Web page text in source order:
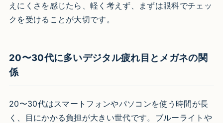
えにくさを感じたら、軽く考えず、まずは眼科でチェッ
クを受けることが大切です。
20〜30代に多いデジタル疲れ目とメガネの関
係
20〜30代はスマートフォンやパソコンを使う時間が長
く、目にかかる負担が大きい世代です。ブルーライトや